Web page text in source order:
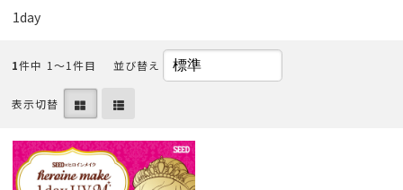
1day
1件中 1〜1件目 並び替え
表示切替